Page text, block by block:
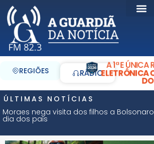
REGIÕES RÁDIO
A 1ª E ÚNICA
ELETRÔNICA
ÚLTIMAS NOTÍCIAS
Moraes nega visita dos filhos a
dia dos pais